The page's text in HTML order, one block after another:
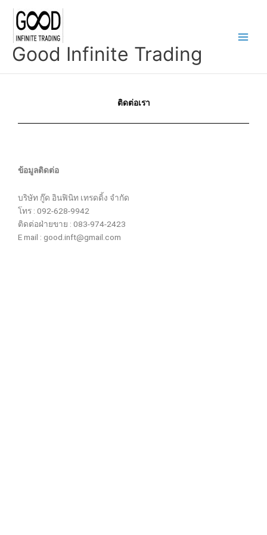
content
Good Infinite Trading
ติดต่อเรา
ข้อมูลติดต่อ
บริษัท กู๊ด อินฟินิท เทรดดิ้ง จำกัด
โทร : 092-628-9942
ติดต่อฝ่ายขาย : 083-974-2423
E mail : good.inft@gmail.com